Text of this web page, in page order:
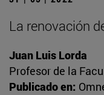
La renovación
Juan Luis Lorda
Profesor de la
Publicado en: